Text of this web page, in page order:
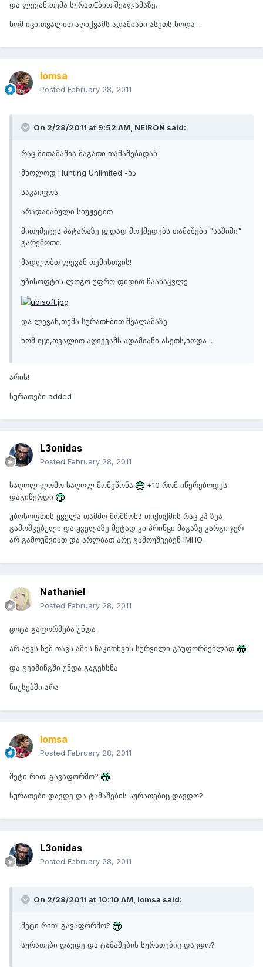
და ლევან,თემა სურათEბით შეალამაზე.
ხომ იცი,თვალით აღიქვამს ადამიანი ასეთს,ხოდა ..
lomsa
Posted February 28, 2011
On 2/28/2011 at 9:52 AM, NEIRON said:
რაც მითამაშია მაგათი თამაშებიდან
მხოლოდ Hunting Unlimited -ია
საკაიფოა
არადაძაბული სიუჟეტით
მითუმეტეს პატარაზე ცუდად მოქმედებს თამაშები "საშიში"
გარემოთი.
მადლობთ ლევან თემისთვის!
უბისოფტის ლოგო უფრო დიდით ჩაანაცვლე
და ლევან,თემა სურათEბით შეალამაზე.
ხომ იცი,თვალით აღიქვამს ადამიანი ასეთს,ხოდა ..
არის!
სურათები added
L3onidas
Posted February 28, 2011
საღოლ ლომო საღოლ მომეწონა
+10 რომ იწერებოდეს
დაგიწერდი
უბოსოფთის ყველა თამშო მომწონს თიქთქმის რაც კპ ზეა
გამოშვებული და ყველაზე მეტად კი პრინცი მაგაზე კარგი ჯერ
არ გამოუშვიათ და არლბათ არც გამოუშვებენ IMHO.
Nathaniel
Posted February 28, 2011
ცოტა გაფორმება უნდა
არ აქვს ჩემ თავს ამის წაკითხვის სურვილი გაუფორმებლად
და გეიმინგში უნდა გაგეხსნა
ნიუსებში არა
lomsa
Posted February 28, 2011
მეტი რითI გავაფორმო?
სურათები დავდე და ტამაშების სურათებიც დავდო?
L3onidas
Posted February 28, 2011
On 2/28/2011 at 10:10 AM, lomsa said:
მეტი რითI გავაფორმო?
სურათები დავდე და ტამაშების სურათებიც დავდო?